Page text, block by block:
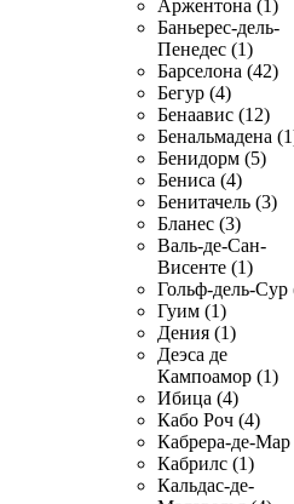
Аржентона (1)
Баньерес-дель-
Пенедес (1)
Барселона (42)
Бегур (4)
Бенаавис (12)
Бенальмадена
Бенидорм (5)
Бениса (4)
Бенитачель (3)
Бланес (3)
Валь-де-Сан-
Висенте (1)
Гольф-дель-Сур
Гуим (1)
Дения (1)
Деэса де
Кампоамор (1)
Ибица (4)
Кабо Роч (4)
Кабрера-де-Мар
Кабрилс (1)
Кальдас-де-